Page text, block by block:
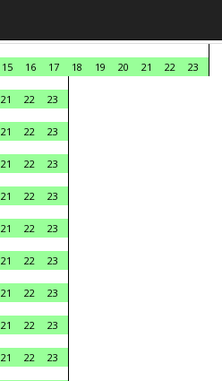
15 16 17 18 19 20 21 22
23
21 22
23
21 22
23
21 22
23
21 22
23
21 22
23
21 22
23
21 22
23
21 22
23
21 22
23